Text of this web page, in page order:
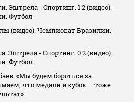
Эштрела - Спортинг. 1:2 (видео).
Футбол
(видео). Чемпионат Бразилии.
Эштрела - Спортинг. 0:2 (видео).
Футбол
«Мы будем бороться за
что медали и кубок — тоже